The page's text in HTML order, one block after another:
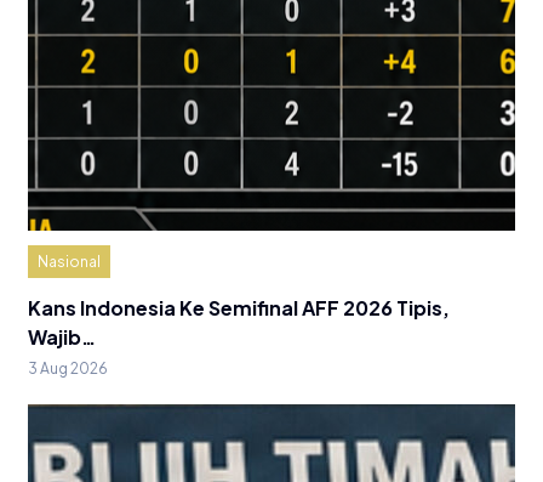
Nasional
Kans Indonesia Ke Semifinal AFF 2026 Tipis,
Wajib…
3 Aug 2026